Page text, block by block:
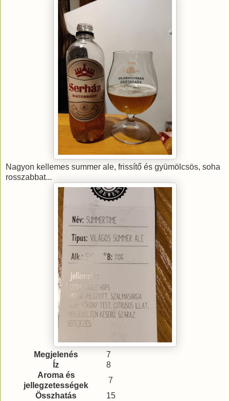
Nagyon kellemes summer ale, frissítő és gyümölcsös, soha
rosszabbat...
Megjelenés
7
Íz
8
Aroma és
jellegzetességek
7
Összhatás
15